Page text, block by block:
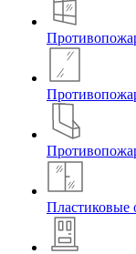
Пластиковые